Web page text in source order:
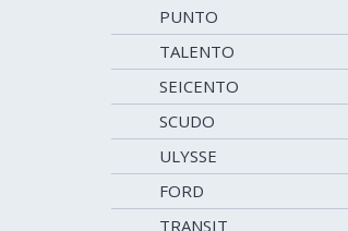
PUNTO
TALENTO
SEICENTO
SCUDO
ULYSSE
FORD
TRANSIT